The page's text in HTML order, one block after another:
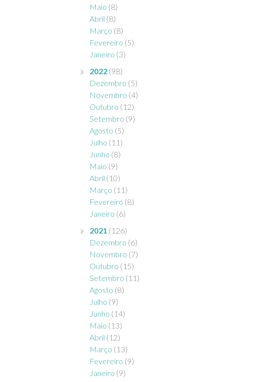
Maio (8)
Abril (8)
Março (8)
Fevereiro (5)
Janeiro (3)
2022 (98)
Dezembro (5)
Novembro (4)
Outubro (12)
Setembro (9)
Agosto (5)
Julho (11)
Junho (8)
Maio (9)
Abril (10)
Março (11)
Fevereiro (8)
Janeiro (6)
2021 (126)
Dezembro (6)
Novembro (7)
Outubro (15)
Setembro (11)
Agosto (8)
Julho (9)
Junho (14)
Maio (13)
Abril (12)
Março (13)
Fevereiro (9)
Janeiro (9)